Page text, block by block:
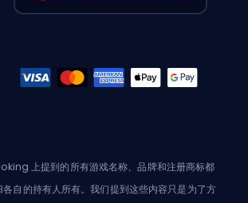
上提到的所有游戏名称、品牌和注册商标都
各自的持有人所有。我们提到这些内容只是为了方